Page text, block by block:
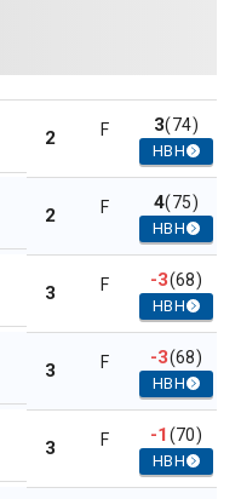
2 F 3(74)
HBH
2 F 4(75)
HBH
3 F -3(68)
HBH
3 F -3(68)
HBH
3 F -1(70)
HBH